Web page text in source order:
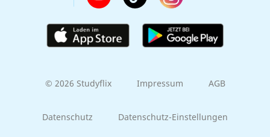
© 2026 Studyflix Impressum AGB
Datenschutz Datenschutz-Einstellungen